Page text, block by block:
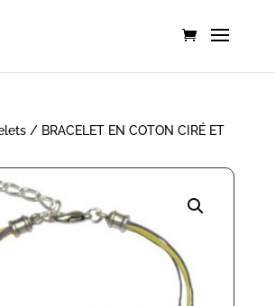
/ BRACELET EN COTON CIRÉ ET